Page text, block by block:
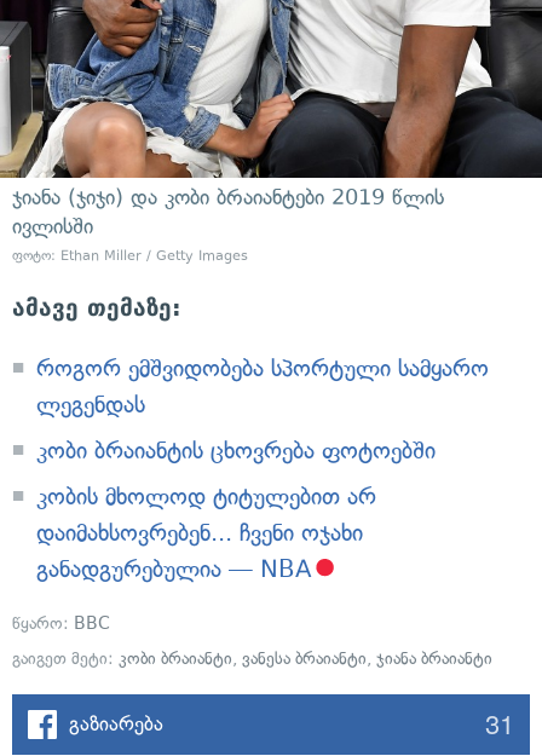
ჯიანა (ჯიჯი) და კობი ბრაიანტები 2019 წლის
ივლისში
ფოტო: Ethan Miller / Getty Images
ამავე თემაზე:
როგორ ემშვიდობება სპორტული სამყარო
ლეგენდას
კობი ბრაიანტის ცხოვრება ფოტოებში
კობის მხოლოდ ტიტულებით არ
დაიმახსოვრებენ... ჩვენი ოჯახი
განადგურებულია — NBA
წყარო: BBC
გაიგეთ მეტი: კობი ბრაიანტი, ვანესა ბრაიანტი, ჯიანა ბრაიანტი
გაზიარება 31